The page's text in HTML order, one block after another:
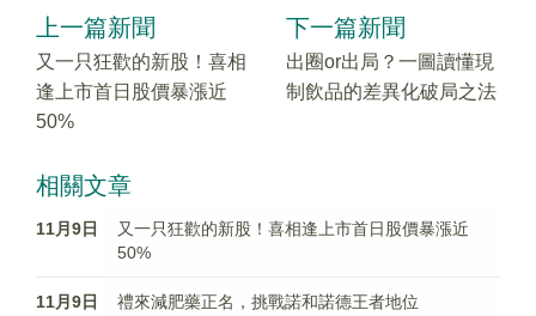
上一篇新聞
又一只狂歡的新股！喜相
逢上市首日股價暴漲近
50%
下一篇新聞
出圈or出局？一圖讀懂現
制飲品的差異化破局之法
相關文章
11月9日
又一只狂歡的新股！喜相逢上市首日股價暴漲近
50%
11月9日 禮來減肥藥正名，挑戰諾和諾德王者地位